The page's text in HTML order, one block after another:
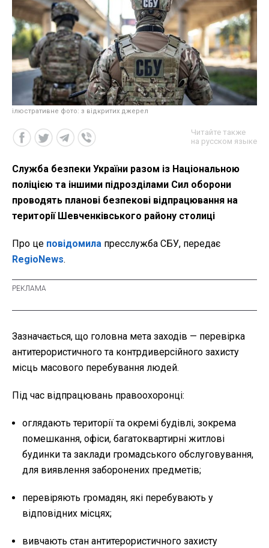
ілюстративне фото: з відкритих джерел
Читайте также
на русском языке
Служба безпеки України разом із Національною
поліцією та іншими підрозділами Сил оборони
проводять планові безпекові відпрацювання на
території Шевченківського району столиці
Про це повідомила пресслужба СБУ, передає
RegioNews.
Зазначається, що головна мета заходів — перевірка
антитерористичного та контрдиверсійного захисту
місць масового перебування людей.
Під час відпрацювань правоохоронці:
оглядають території та окремі будівлі, зокрема
помешкання, офіси, багатоквартирні житлові
будинки та заклади громадського обслуговування,
для виявлення заборонених предметів;
перевіряють громадян, які перебувають у
відповідних місцях;
вивчають стан антитерористичного захисту